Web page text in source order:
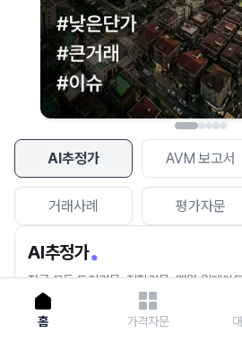
AI추정가 AVM 보고서
거래사례 평가자문
AI추정가
전국 모든 토지건물, 집합건물, 매월 업데이
세요.
홈 가격자문